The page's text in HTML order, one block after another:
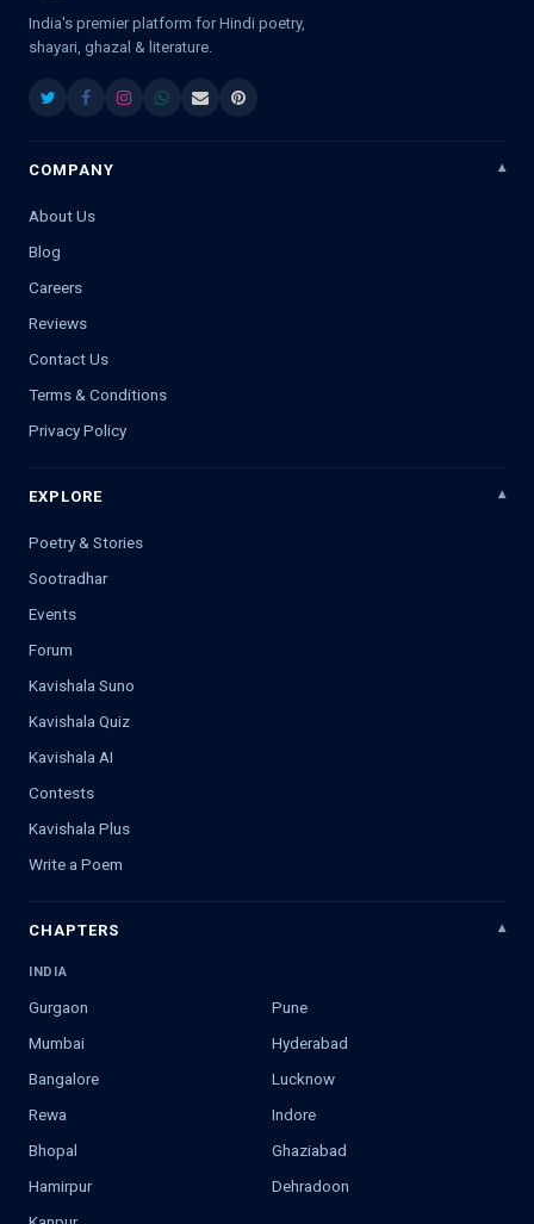
India's premier platform for Hindi poetry,
shayari, ghazal & literature.
COMPANY
About Us
Blog
Careers
Reviews
Contact Us
Terms & Conditions
Privacy Policy
EXPLORE
Poetry & Stories
Sootradhar
Events
Forum
Kavishala Suno
Kavishala Quiz
Kavishala AI
Contests
Kavishala Plus
Write a Poem
CHAPTERS
INDIA
Gurgaon
Pune
Mumbai
Hyderabad
Bangalore
Lucknow
Rewa
Indore
Bhopal
Ghaziabad
Hamirpur
Dehradoon